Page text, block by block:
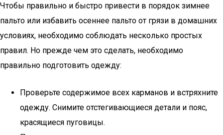
Чтобы правильно и быстро привести в порядок зимнее
пальто или избавить осеннее пальто от грязи в домашних
условиях, необходимо соблюдать несколько простых
правил. Но прежде чем это сделать, необходимо
правильно подготовить одежду:
Проверьте содержимое всех карманов и встряхните
одежду. Снимите отстегивающиеся детали и пояс,
красящиеся пуговицы.